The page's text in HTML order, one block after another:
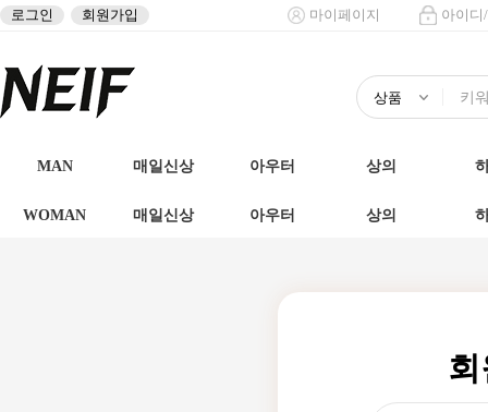
로그인 회원가입 마이페이지 아이디
MAN 매일신상 아우터 상의
WOMAN 매일신상 아우터 상의